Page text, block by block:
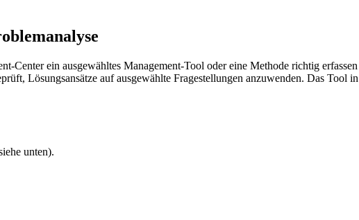
Center ein ausgewähltes Management-Tool oder eine Methode richtig
Lösungsansätze auf ausgewählte Fragestellungen anzuwenden. Das Tool
unten).